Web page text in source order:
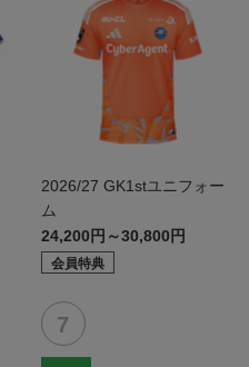
2026/27 GK1stユニフォー
ム
24,200円～30,800円
会員特典